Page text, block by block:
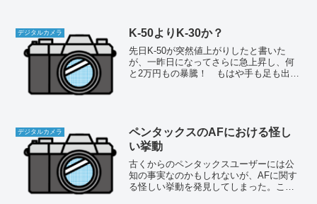
デジタルカメラ K-50よりK-30か？
先日K-50が突然値上がりしたと書いた
が、一昨日になってさらに急上昇し、何
と2万円もの暴騰！ もはや手も足も出な
デジタルカメラ
ペンタックスのAFにおける怪し
い挙動
古くからのペンタックスユーザーには公
知の事実なのかもしれないが、AFに関す
る怪しい挙動を発見してしまった。これ